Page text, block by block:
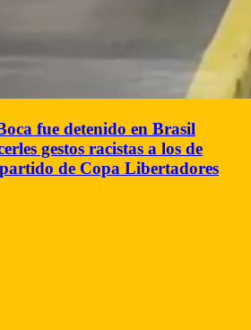
fue detenido en Brasil
gestos racistas a los de
de Copa Libertadores